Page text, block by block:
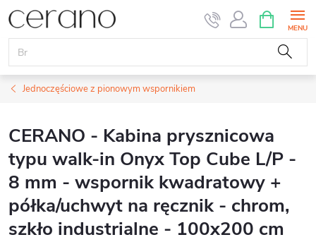
Przejść
do
treści
KOSZYK
Jednoczęściowe z pionowym wspornikiem
CERANO - Kabina prysznicowa
typu walk-in Onyx Top Cube L/P -
8 mm - wspornik kwadratowy +
półka/uchwyt na ręcznik - chrom,
szkło industrialne - 100x200 cm